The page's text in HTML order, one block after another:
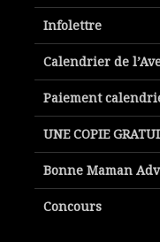
Infolettre
Calendrier de
Paiement
UNE COPIE
Bonne Maman
Concours